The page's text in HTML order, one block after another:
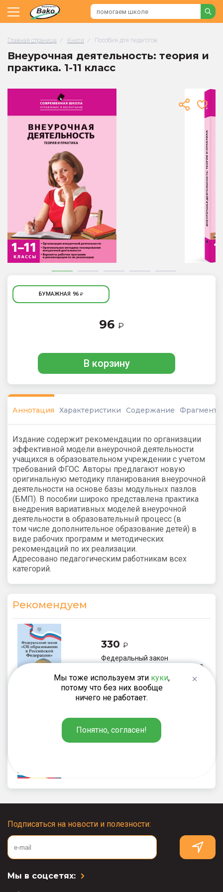
Главная страница / Книги / Пособия для педагогов
Внеурочная деятельность: теория и
практика. 1-11 класс
БУМАЖНАЯ 96 ₽
96 ₽
В корзину
Аннотация Характеристики Содержание Фрагмент
Издание содержит рекомендации по организации
эффективной модели внеурочной деятельности
учащихся в образовательном учреждении с учетом
требований ФГОС. Авторы предлагают новую
оригинальную методику планирования внеурочной
деятельности на основе базы модульных пазлов
(БМП). В пособии широко представлена практика
внедрения вариативных моделей внеурочной
деятельности в образовательный процесс (в
том числе дополнительное образование детей) в
виде рабочих программ и методических
рекомендаций по их реализации.
Адресовано педагогическим работникам всех
категорий.
Рекомендуем
330 ₽
Федеральный закон
«Об образовании в Российской
Федерации»
249₽
Федеральные государственные
Подписаться на новости и полезности:
Мы в соцсетях:
Мы тоже используем эти куки,
потому что без них вообще
ничего не работает.
Понятно, согласен!